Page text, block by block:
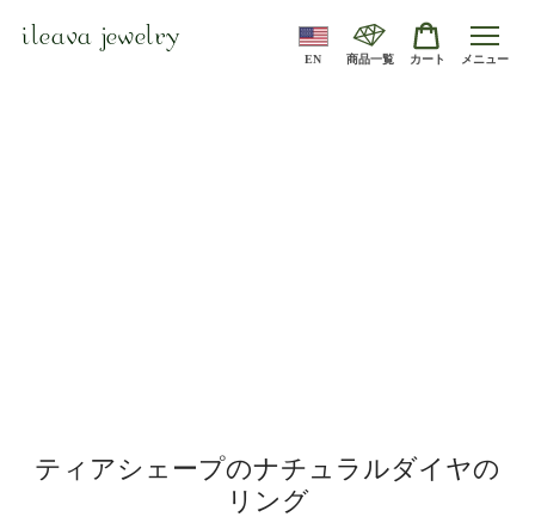
ileava jewelry
EN 商品一覧 カート メニュー
ティアシェープのナチュラルダイヤの
リング